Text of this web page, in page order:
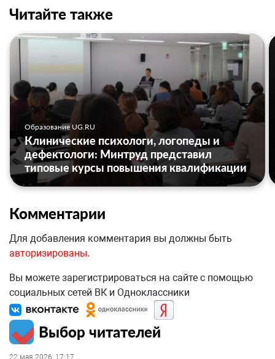
Читайте также
Образование UG.RU
Клинические психологи, логопеды и
дефектологи: Минтруд представил
типовые курсы повышения квалификации
Комментарии
Для добавления комментария вы должны быть
авторизированы.
Вы можете зарегистрироваться на сайте с помощью
социальных сетей ВК и Одноклассники
Выбор читателей
22 мая 2026, 17:17